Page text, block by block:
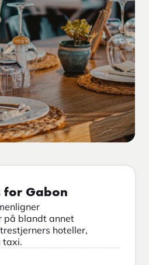
for Gabon
på blandt annet
hoteller,
taxi.